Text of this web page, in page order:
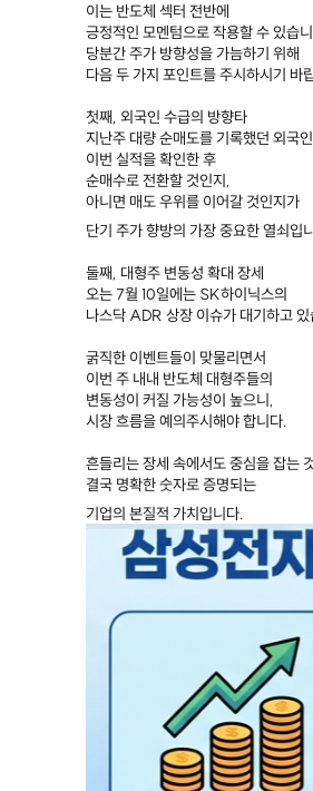
이는 반도체 섹터 전반에
긍정적인 모멘텀으로 작용할 수 있습
당분간 주가 방향성을 가늠하기 위해
다음 두 가지 포인트를 주시하시기 바
첫째, 외국인 수급의 방향타
지난주 대량 순매도를 기록했던 외국
이번 실적을 확인한 후
순매수로 전환할 것인지,
아니면 매도 우위를 이어갈 것인지가
단기 주가 향방의 가장 중요한 열쇠입
둘째, 대형주 변동성 확대 장세
오는 7월 10일에는 SK하이닉스의
나스닥 ADR 상장 이슈가 대기하고
굵직한 이벤트들이 맞물리면서
이번 주 내내 반도체 대형주들의
변동성이 커질 가능성이 높으니,
시장 흐름을 예의주시해야 합니다.
흔들리는 장세 속에서도 중심을 잡는
결국 명확한 숫자로 증명되는
기업의 본질적 가치입니다.